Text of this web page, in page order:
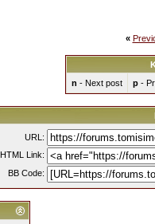
«
n - Next post p-
URL:
HTML Link:
BB Code: